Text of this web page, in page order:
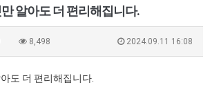
알아도 더 편리해집니다.
8,498 2024.09.11 16:08
도 더 편리해집니다.